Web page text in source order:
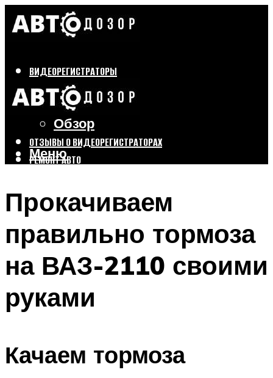
ВИДЕОРЕГИСТРАТОРЫ
Бренды
Выбор
Обзор
ОТЗЫВЫ О ВИДЕОРЕГИСТРАТОРАХ
РЕМОНТ АВТО
Меню
Прокачиваем
правильно тормоза
на ВАЗ-2110 своими
руками
Качаем тормоза